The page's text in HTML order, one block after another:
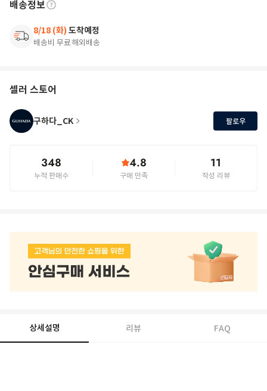
배송정보
8/18 (화) 도착예정
배송비 무료해외배송
셀러 스토어
구하다_CK 팔로우
348
누적 판매수
4.8
구매 만족
11
작성 리뷰
상세설명 리뷰 FAQ